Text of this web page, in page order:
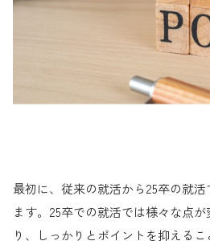
最初に、従来の就活から25卒の就
ます。25卒での就活では様々な点
り、しっかりとポイントを抑えるこ